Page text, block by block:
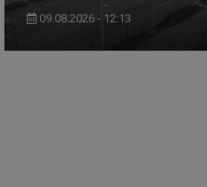
09.08.2026 - 12:13